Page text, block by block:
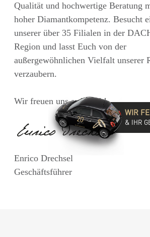
1.825,- €
Qualität und hochwertige Beratung
hoher Diamantkompetenz. Besucht
unserer über 35 Filialen in der
Region und lasst Euch von der
außergewöhnlichen Vielfalt unserer
verzaubern.
Wir freuen uns auf Euch!
Enrico Drechsel
Geschäftsführer
WIR
& IHR